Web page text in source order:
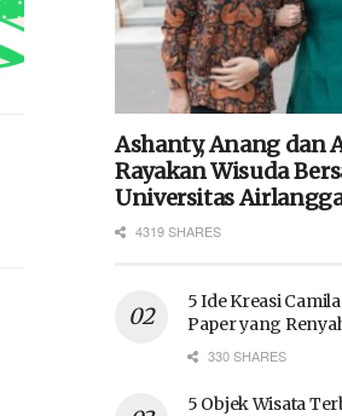
Ashanty, Anang dan
Rayakan Wisuda
Universitas
4319 SHARES
5 Ide Kreasi
Paper yang
330 SHARES
5 Objek Wisata